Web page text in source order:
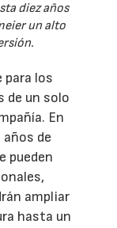
diez años
un alto
para los
de un solo
En
de
pueden
ampliar
hasta un